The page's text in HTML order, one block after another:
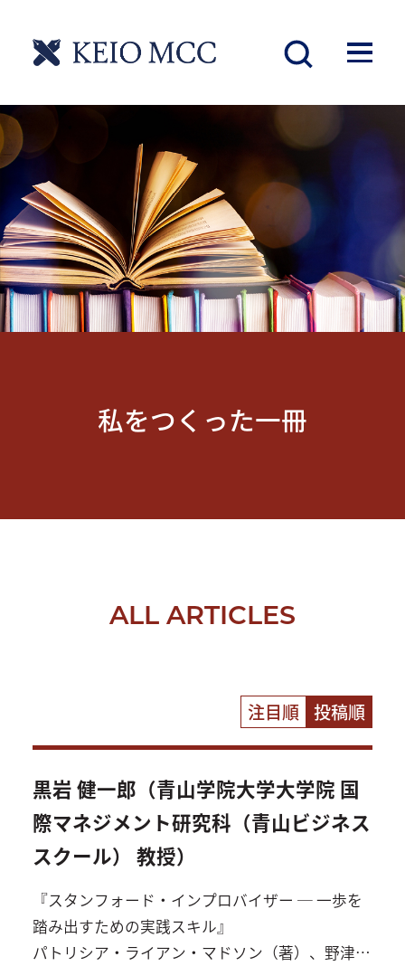
私をつくった一冊
ALL ARTICLES
注目順 投稿順
黒岩 健一郎（青山学院大学大学院 国
際マネジメント研究科（青山ビジネス
スクール） 教授）
『スタンフォード・インプロバイザー ─ 一歩を
踏み出すための実践スキル』
パトリシア・ライアン・マドソン（著）、野津